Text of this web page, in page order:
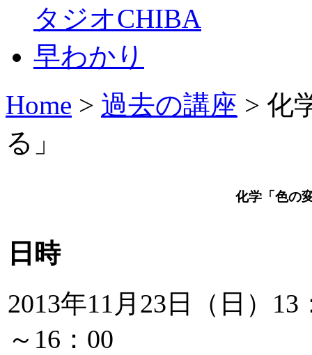
Home > 過去の講座 > 化
る」
化学「色の
日時
2013年11月23日（日）13
～16：00